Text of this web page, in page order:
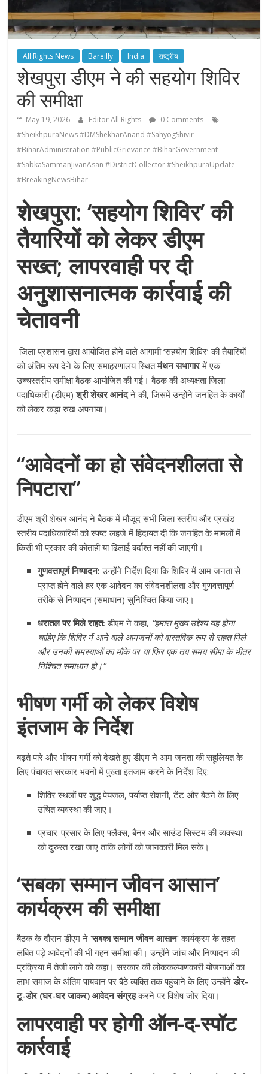
All Rights News Bareilly India राष्ट्रीय
शेखपुरा डीएम ने की सहयोग शिविर
की समीक्षा
May 19, 2026 Editor All Rights
0 Comments
#SheikhpuraNews #DMShekharAnand #SahyogShivir
#BiharAdministration #PublicGrievance #BiharGovernment
#SabkaSammanJivanAsan #DistrictCollector #SheikhpuraUpdate
#BreakingNewsBihar
शेखपुरा: ‘सहयोग शिविर’ की
तैयारियों को लेकर डीएम
सख्त; लापरवाही पर दी
अनुशासनात्मक कार्रवाई की
चेतावनी
जिला प्रशासन द्वारा आयोजित होने वाले आगामी ‘सहयोग शिविर’ की तैयारियों
को अंतिम रूप देने के लिए समाहरणालय स्थितमंथन सभागारमें एक
उच्चस्तरीय समीक्षा बैठक आयोजित की गई। बैठक की अध्यक्षता जिला
पदाधिकारी (डीएम)श्री शेखर आनंदने की, जिसमें उन्होंने जनहित के कार्यों
को लेकर कड़ा रुख अपनाया।
“आवेदनों का हो संवेदनशीलता से
निपटारा”
डीएम श्री शेखर आनंद ने बैठक में मौजूद सभी जिला स्तरीय और प्रखंड
स्तरीय पदाधिकारियों को स्पष्ट लहजे में हिदायत दी कि जनहित के मामलों में
किसी भी प्रकार की कोताही या ढिलाई बर्दाश्त नहीं की जाएगी।
गुणवत्तापूर्ण निष्पादन: उन्होंने निर्देश दिया कि शिविर में आम जनता से
प्राप्त होने वाले हर एक आवेदन का संवेदनशीलता और गुणवत्तापूर्ण
तरीके से निष्पादन (समाधान) सुनिश्चित किया जाए।
धरातल पर मिले राहत: डीएम ने कहा, “हमारा मुख्य उद्देश्य यह होना
चाहिए कि शिविर में आने वाले आमजनों को वास्तविक रूप से राहत मिले
और उनकी समस्याओं का मौके पर या फिर एक तय समय सीमा के भीतर
निश्चित समाधान हो।”
भीषण गर्मी को लेकर विशेष
इंतजाम के निर्देश
बढ़ते पारे और भीषण गर्मी को देखते हुए डीएम ने आम जनता की सहूलियत के
लिए पंचायत सरकार भवनों में पुख्ता इंतजाम करने के निर्देश दिए:
शिविर स्थलों पर शुद्ध पेयजल, पर्याप्त रोशनी, टेंट और बैठने के लिए
उचित व्यवस्था की जाए।
प्रचार-प्रसार के लिए फ्लैक्स, बैनर और साउंड सिस्टम की व्यवस्था
को दुरुस्त रखा जाए ताकि लोगों को जानकारी मिल सके।
‘सबका सम्मान जीवन आसान’
कार्यक्रम की समीक्षा
बैठक के दौरान डीएम ने‘सबका सम्मान जीवन आसान’कार्यक्रम के तहत
लंबित पड़े आवेदनों की भी गहन समीक्षा की। उन्होंने जांच और निष्पादन की
प्रक्रिया में तेजी लाने को कहा। सरकार की लोककल्याणकारी योजनाओं का
लाभ समाज के अंतिम पायदान पर बैठे व्यक्ति तक पहुंचाने के लिए उन्होंनेडोर-
टू-डोर (घर-घर जाकर) आवेदन संग्रहकरने पर विशेष जोर दिया।
लापरवाही पर होगी ऑन-द-स्पॉट
कार्रवाई